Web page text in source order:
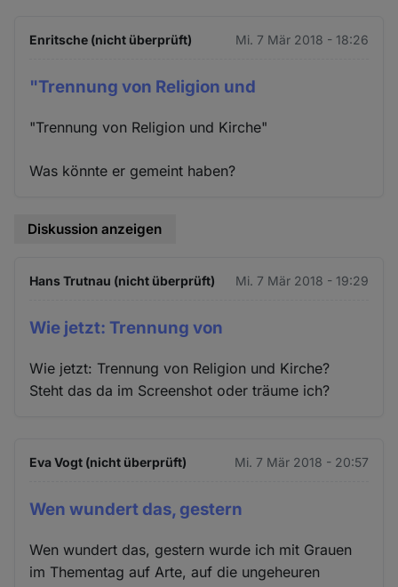
Enritsche (nicht überprüft) Mi. 7 Mär 2018 - 18:26
"Trennung von Religion und
"Trennung von Religion und Kirche"
Was könnte er gemeint haben?
Diskussion anzeigen
Hans Trutnau (nicht überprüft) Mi. 7 Mär 2018 - 19:29
Wie jetzt: Trennung von
Wie jetzt: Trennung von Religion und Kirche?
Steht das da im Screenshot oder träume ich?
Eva Vogt (nicht überprüft) Mi. 7 Mär 2018 - 20:57
Wen wundert das, gestern
Wen wundert das, gestern wurde ich mit Grauen
im Thementag auf Arte, auf die ungeheuren